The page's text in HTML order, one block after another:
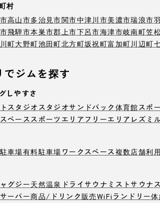
村
高山市多治見市関市中津川市美濃市瑞浪市
飛騨市本巣市郡上市下呂市海津市岐南町笠
町大野町池田町北方町坂祝町富加町川辺町
でジムを探す
しやすさ
スタジオ スタジオサンドバック 体育館スポ
ペーススポーツエリア フリーエリア レズミ
車場有料駐車場 ワークスペース複数店舗利
グジー天然温泉 ドライサウナ ミストサウナ
ーバー商品/ドリンク販売WiFi ランドリー